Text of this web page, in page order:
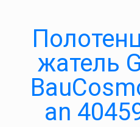
жатель
an